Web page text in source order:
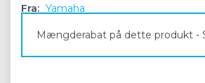
Fra: Yamaha
Mængderabat på dette produkt -